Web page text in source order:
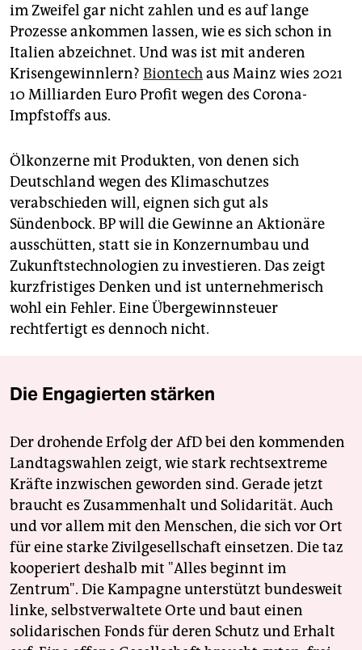
im Zweifel gar nicht zahlen und es auf lange
Prozesse ankommen lassen, wie es sich schon in
Italien abzeichnet. Und was ist mit anderen
Krisengewinnlern? Biontechaus Mainz wies 2021
10 Milliarden Euro Profit wegen des Corona-
Impfstoffs aus.
Ölkonzerne mit Produkten, von denen sich
Deutschland wegen des Klimaschutzes
verabschieden will, eignen sich gut als
Sündenbock. BP will die Gewinne an Aktionäre
ausschütten, statt sie in Konzernumbau und
Zukunftstechnologien zu investieren. Das zeigt
kurzfristiges Denken und ist unternehmerisch
wohl ein Fehler. Eine Übergewinnsteuer
rechtfertigt es dennoch nicht.
Die Engagierten stärken
Der drohende Erfolg der AfD bei den kommenden
Landtagswahlen zeigt, wie stark rechtsextreme
Kräfte inzwischen geworden sind. Gerade jetzt
braucht es Zusammenhalt und Solidarität. Auch
und vor allem mit den Menschen, die sich vor Ort
für eine starke Zivilgesellschaft einsetzen. Die taz
kooperiert deshalb mit "Alles beginnt im
Zentrum". Die Kampagne unterstützt bundesweit
linke, selbstverwaltete Orte und baut einen
solidarischen Fonds für deren Schutz und Erhalt